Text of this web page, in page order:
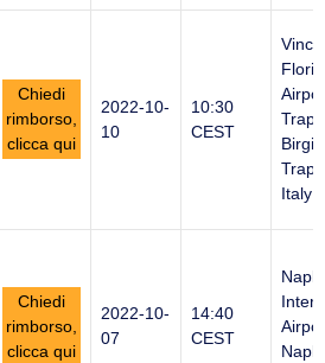
Chiedi
rimborso,
clicca qui
2022-10-
10
10:30
CEST
Florio
Birgi -
Italy
Chiedi
rimborso,
clicca qui
2022-10-
07
14:40
CEST